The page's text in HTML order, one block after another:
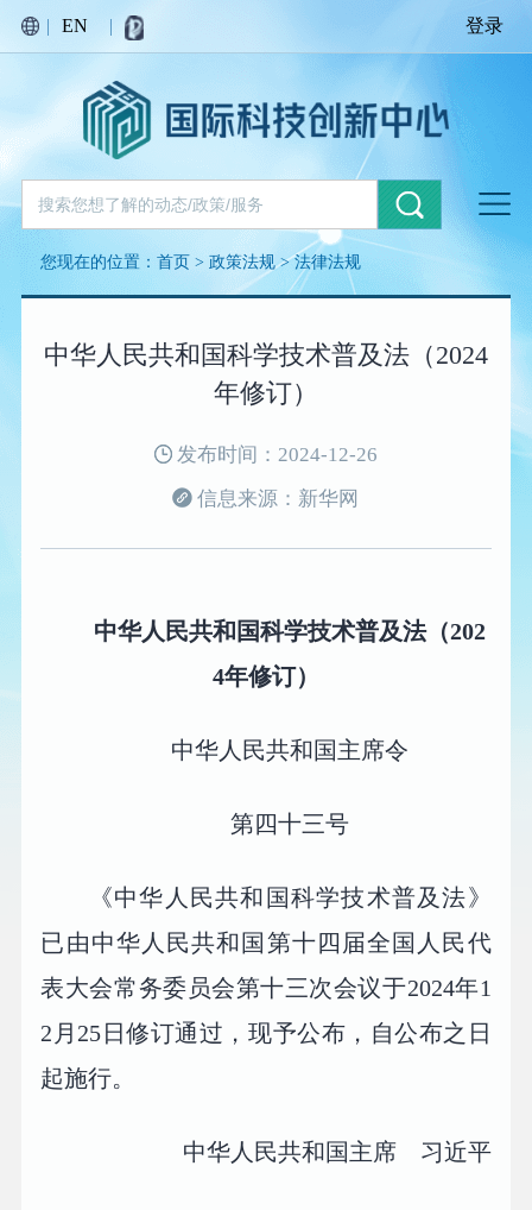
| EN | 登录
您现在的位置：首页 >政策法规>法律法规
中华人民共和国科学技术普及法（2024
年修订）
发布时间：2024-12-26
信息来源：新华网
中华人民共和国科学技术普及法（202
4年修订）
中华人民共和国主席令
第四十三号
《中华人民共和国科学技术普及法》
已由中华人民共和国第十四届全国人民代
表大会常务委员会第十三次会议于2024年1
2月25日修订通过，现予公布，自公布之日
起施行。
中华人民共和国主席 习近平